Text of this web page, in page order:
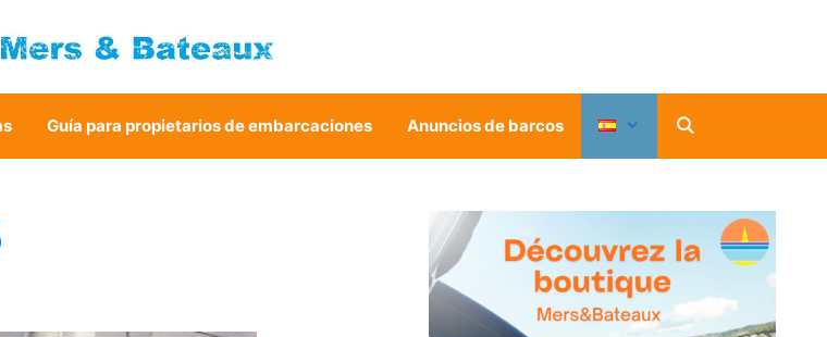
Guía para propietarios de embarcaciones Anuncios de barcos